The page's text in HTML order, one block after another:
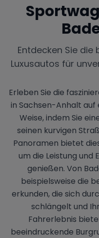
Entdecken Sie
Luxusautos für
Erleben Sie die
in Sachsen-Anhalt auf
Weise, indem Sie
seinen kurvigen
Panoramen bietet
um die Leistung und
genießen. Von
beispielsweise die
erkunden, die sich
schlängelt und
Fahrerlebnis
beeindruckende